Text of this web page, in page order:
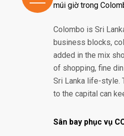
múi giờ trong
Colombo is Sri
business blocks,
added in the mix
of shopping, fine
Sri Lanka life-style.
to the capital can
Sân bay phục vụ